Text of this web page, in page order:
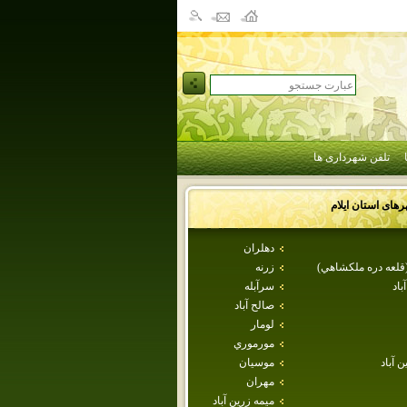
تلفن شهرداری ها
استانايلام
دهلران
(قلعه دره ملكشاهي)
زرنه
سرآبله
صالح آباد
لومار
مورموري
آباد
موسيان
مهران
ميمه زرين آباد